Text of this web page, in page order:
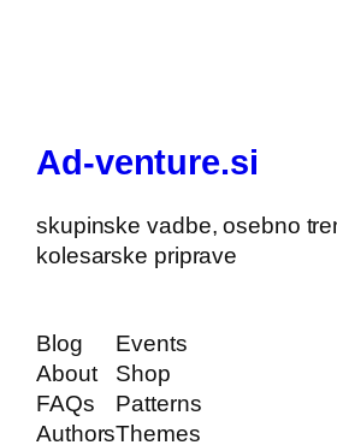
Ad-venture.si
skupinske vadbe, osebno
kolesarske priprave
Blog
About
FAQs
Authors
Events
Shop
Patterns
Themes